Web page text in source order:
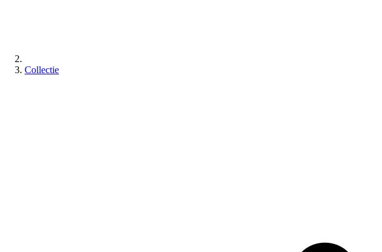
Collectie